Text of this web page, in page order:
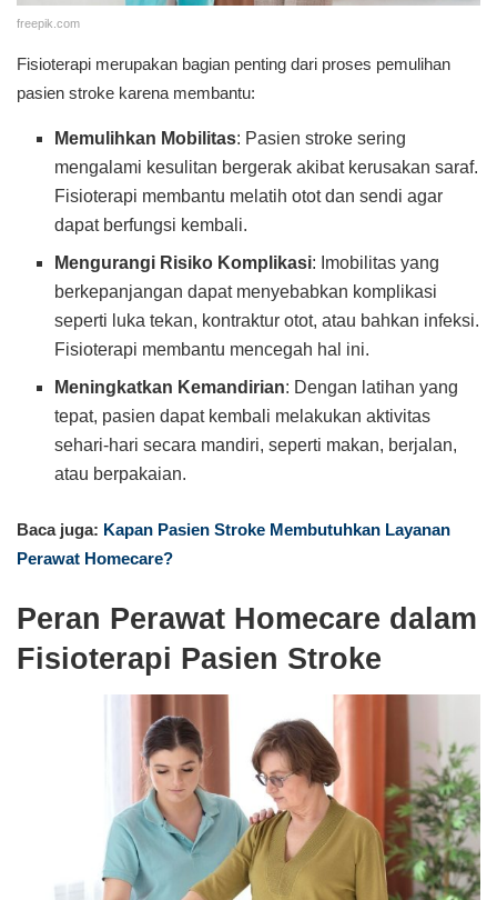
freepik.com
Fisioterapi merupakan bagian penting dari proses pemulihan
pasien stroke karena membantu:
Memulihkan Mobilitas: Pasien stroke sering
mengalami kesulitan bergerak akibat kerusakan saraf.
Fisioterapi membantu melatih otot dan sendi agar
dapat berfungsi kembali.
Mengurangi Risiko Komplikasi: Imobilitas yang
berkepanjangan dapat menyebabkan komplikasi
seperti luka tekan, kontraktur otot, atau bahkan infeksi.
Fisioterapi membantu mencegah hal ini.
Meningkatkan Kemandirian: Dengan latihan yang
tepat, pasien dapat kembali melakukan aktivitas
sehari-hari secara mandiri, seperti makan, berjalan,
atau berpakaian.
Baca juga: Kapan Pasien Stroke Membutuhkan Layanan
Perawat Homecare?
Peran Perawat Homecare dalam
Fisioterapi Pasien Stroke